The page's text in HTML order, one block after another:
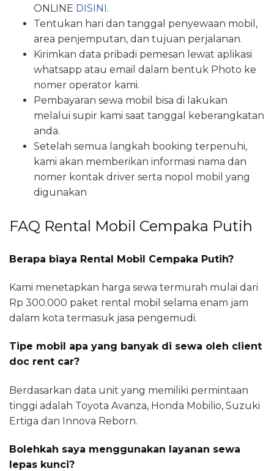
ONLINE DISINI .
Tentukan hari dan tanggal penyewaan mobil,
area penjemputan, dan tujuan perjalanan.
Kirimkan data pribadi pemesan lewat aplikasi
whatsapp atau email dalam bentuk Photo ke
nomer operator kami.
Pembayaran sewa mobil bisa di lakukan
melalui supir kami saat tanggal keberangkatan
anda.
Setelah semua langkah booking terpenuhi,
kami akan memberikan informasi nama dan
nomer kontak driver serta nopol mobil yang
digunakan
FAQ Rental Mobil Cempaka Putih
Berapa biaya Rental Mobil Cempaka Putih?
Kami menetapkan harga sewa termurah mulai dari
Rp 300.000 paket rental mobil selama enam jam
dalam kota termasuk jasa pengemudi.
Tipe mobil apa yang banyak di sewa oleh client
doc rent car?
Berdasarkan data unit yang memiliki permintaan
tinggi adalah Toyota Avanza, Honda Mobilio, Suzuki
Ertiga dan Innova Reborn.
Bolehkah saya menggunakan layanan sewa
lepas kunci?